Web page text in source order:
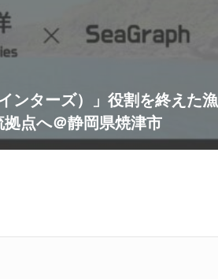
ンターズ）」役割を終えた漁
点へ＠静岡県焼津市